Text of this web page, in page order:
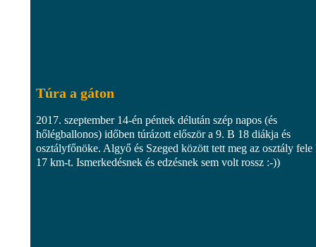
Túra a gáton
2017. szeptember 14-én péntek délután szép napos (és
hőlégballonos) időben túrázott először a 9. B 18 diákja és
osztályfőnöke. Algyő és Szeged között tett meg az osztály fele
17 km-t. Ismerkedésnek és edzésnek sem volt rossz :-))